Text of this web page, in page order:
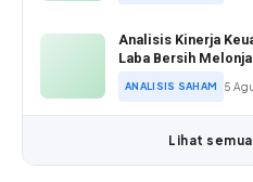
Analisis Kinerja
Laba Bersih
ANALISIS SAHAM 5
Lihat